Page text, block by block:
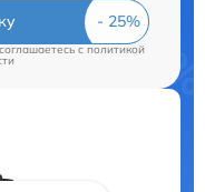
cполитикой